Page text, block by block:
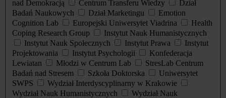
nad Demokracją
Centrum Transferu Wiedzy
Dział
Badań Naukowych
Dział Marketingu
Emotion
Cognition Lab
Europejski Uniwersytet Viadrina
Health
Coping Research Group
Instytut Nauk Humanistycznych
Instytut Nauk Społecznych
Instytut Prawa
Instytut
Projektowania
Instytut Psychologii
Konfederacja
Lewiatan
Młodzi w Centrum Lab
StresLab Centrum
Badań nad Stresem
Szkoła Doktorska
Uniwersytet
SWPS
Wydział Interdyscyplinarny w Krakowie
Wydział Nauk Humanistycznych
Wydział Nauk